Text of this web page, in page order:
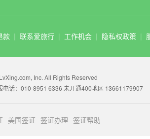
款 | 联系爱旅行 | 工作机会 | 隐私权政策 |
Inc. All Rights Reserved
电话：010-8951 6336 未开通400地区 13661179907
美国签证 签证办理 签证帮助